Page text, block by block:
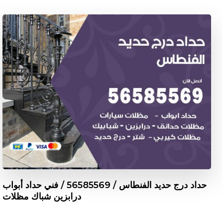
حداد درج حديد الفنطاس / 56585569 / فني حداد أبواب
درابزين شباك مظلات